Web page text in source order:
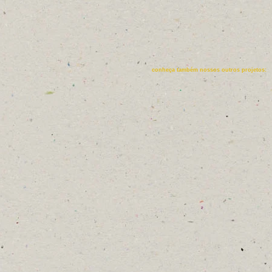
conheça também nossos outros projetos: